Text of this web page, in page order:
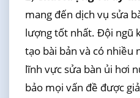
mang đến dịch vụ sửa
lượng tốt nhất. Đội ngũ
tạo bài bản và có nhiều
lĩnh vực sửa bàn ủi hơi
bảo mọi vấn đề được